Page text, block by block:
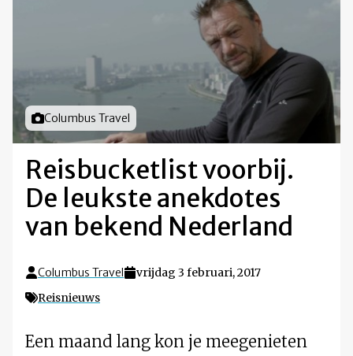
Foto door
Columbus Travel
Reisbucketlist voorbij.
De leukste anekdotes
van bekend Nederland
Columbus Travel
vrijdag 3 februari, 2017
Reisnieuws
Een maand lang kon je meegenieten